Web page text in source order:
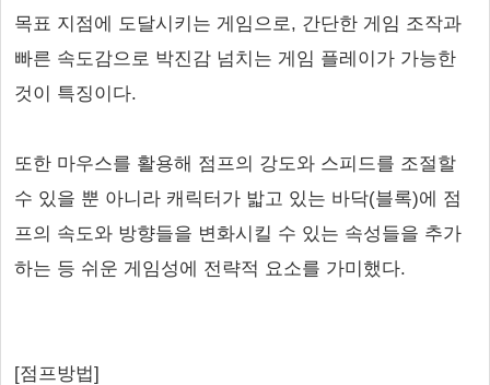
목표 지점에 도달시키는 게임으로, 간단한 게임 조작과
빠른 속도감으로 박진감 넘치는 게임 플레이가 가능한
것이 특징이다.
또한 마우스를 활용해 점프의 강도와 스피드를 조절할
수 있을 뿐 아니라 캐릭터가 밟고 있는 바닥(블록)에 점
프의 속도와 방향들을 변화시킬 수 있는 속성들을 추가
하는 등 쉬운 게임성에 전략적 요소를 가미했다.
[점프방법]